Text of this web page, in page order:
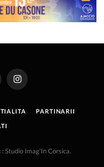
Instagram
PARTINARII
Studio Imag'In Corsica.